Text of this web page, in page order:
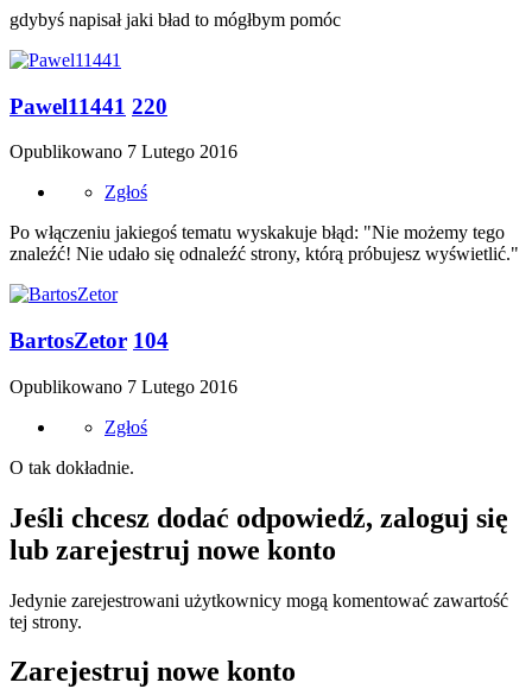
gdybyś napisał jaki bład to mógłbym pomóc
Pawel11441 220
Opublikowano 7 Lutego 2016
Zgłoś
Po włączeniu jakiegoś tematu wyskakuje błąd: "Nie możemy tego
znaleźć! Nie udało się odnaleźć strony, którą próbujesz wyświetlić."
BartosZetor 104
Opublikowano 7 Lutego 2016
Zgłoś
O tak dokładnie.
Jeśli chcesz dodać odpowiedź, zaloguj się
lub zarejestruj nowe konto
Jedynie zarejestrowani użytkownicy mogą komentować zawartość
tej strony.
Zarejestruj nowe konto